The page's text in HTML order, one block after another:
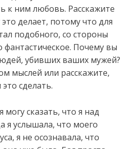
к ним любовь. Расскажите
делает, потому что для
подобного, со стороны
фантастическое. Почему вы
убивших ваших мужей?
мыслей или расскажите,
сделать.
могу сказать, что я над
я услышала, что моего
я не осознавала, что